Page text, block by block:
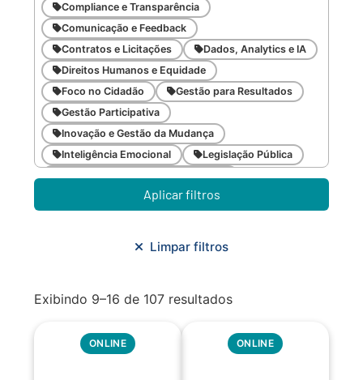
Compliance e Transparência
Comunicação e Feedback
Contratos e Licitações
Dados, Analytics e IA
Direitos Humanos e Equidade
Foco no Cidadão
Gestão para Resultados
Gestão Participativa
Inovação e Gestão da Mudança
Inteligência Emocional
Legislação Pública
Meio Ambiente e Sustentabilidade
Metodologias Ágeis
Orçamento e Finanças
Planejamento Urbano/Mobilidade
Aplicar filtros
Limpar filtros
Exibindo 9–16 de 107 resultados
ONLINE ONLINE